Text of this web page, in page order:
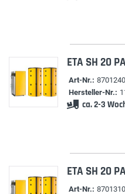
ETA SH 20
Art-Nr.:
Hersteller-Nr.:
ca. 2-3
ETA SH 20
Art-Nr.: